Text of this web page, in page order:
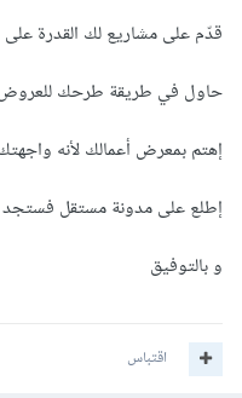
قدّم على مشاريع لك القدرة على
حاول في طريقة طرحك للعروض
إهتم بمعرض أعمالك لأنه واجهتك
إطلع على مدونة مستقل فستجد
و بالتوفيق
اقتباس